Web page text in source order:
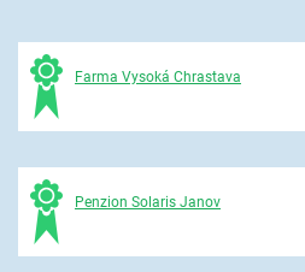
Farma Vysoká Chrastava
Penzion Solaris Janov